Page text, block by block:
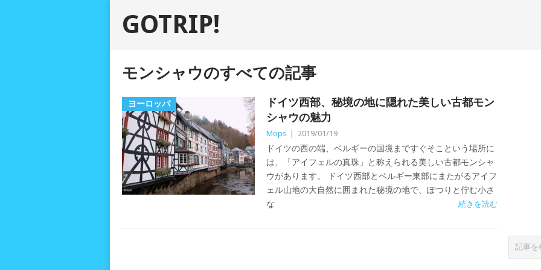
GOTRIP!
モンシャウのすべての記事
ヨーロッパ
ドイツ西部、秘境の地に隠れた美しい古都モン
シャウの魅力
Mops 2019/01/19
ドイツの西の端、ベルギーの国境まですぐそこという場所に
は、「アイフェルの真珠」と称えられる美しい古都モンシャ
ウがあります。 ドイツ西部とベルギー東部にまたがるアイフ
ェル山地の大自然に囲まれた秘境の地で、ぽつりと佇む小さ
な
続きを読む